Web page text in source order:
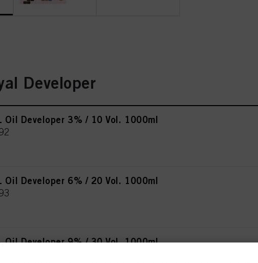
Developer
Oil Developer 3% / 10 Vol. 1000ml
Oil Developer 6% / 20 Vol. 1000ml
Oil Developer 9% / 30 Vol. 1000ml